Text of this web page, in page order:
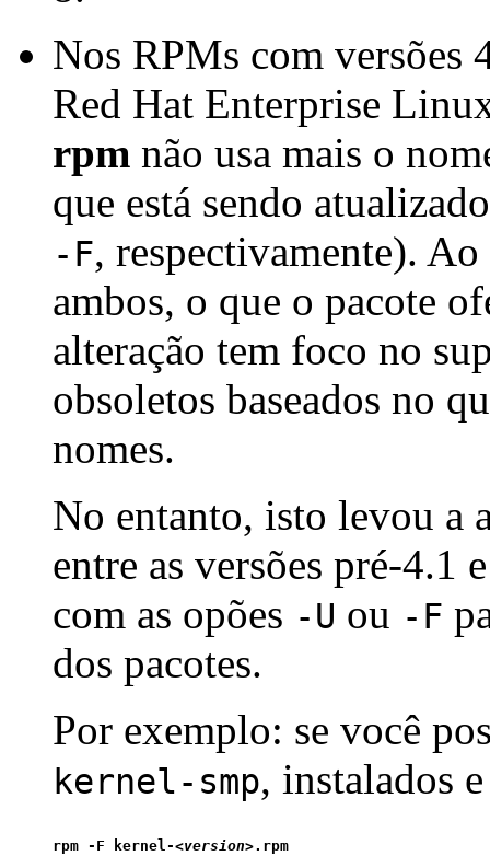
Nos RPMs com versões
Red Hat Enterprise
rpm não usa mais o
que está sendo
-F, respectivamente).
ambos, o que o pacote
alteração tem foco no
obsoletos baseados no
nomes.
No entanto, isto levou a
entre as versões pré-4.1
com as opões -U ou -F
dos pacotes.
Por exemplo: se você
kernel-smp, instalados
rpm -F kernel-<version